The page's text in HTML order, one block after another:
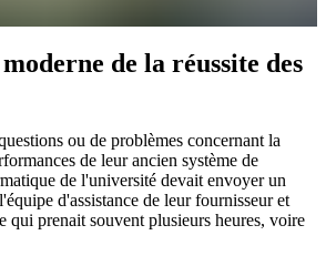
de la réussite des
ou de problèmes concernant la
de leur ancien système de
de l'université devait envoyer un
d'assistance de leur fournisseur et
qui prenait souvent plusieurs heures, voire